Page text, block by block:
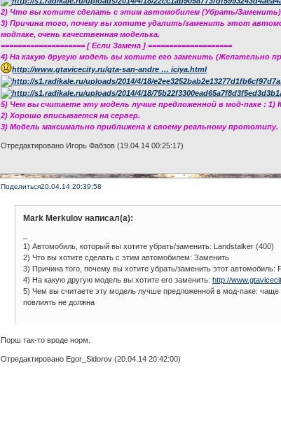
2) Что вы хотите сделать с этим автомобилем (Убрать/
3) Причина того, почему вы хотите удалить/заменить этот
модпаке, очень качественная моделька.
==================== [ Если Замена ] ====================
4) На какую другую модель вы хотите его заменить (Желательно
http://www.gtavicecity.ru/gta-san-andre … iciya.html
5) Чем вы считаете эту модель лучше предложенной в мод-паке : 1)
2) Хорошо вписывается на сервер.
3) Модель максимально приближена к своему реальному прототипу.
Отредактировано Игорь Фабзов (19.04.14 00:25:17)
Поделиться20.04.14 20:39:58
Mark Merkulov написал(а):
1) Автомобиль, который вы хотите убрать/заменить: Landstalker (400)
2) Что вы хотите сделать с этим автомобилем: Заменить
3) Причина того, почему вы хотите убрать/заменить этот автомобиль:
4) На какую другую модель вы хотите его заменить: http://
5) Чем вы считаете эту модель лучше предложенной в мод-паке:
повлиять не должна
Порш так-то вроде норм.
Отредактировано Egor_Sidorov (20.04.14 20:42:00)